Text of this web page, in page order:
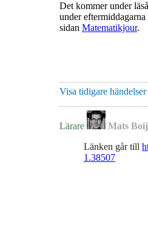
Det kommer under
under
sidan Matematikjour.
Visa tidigare
Lärare Mats Boij
Länken går till
1.38507